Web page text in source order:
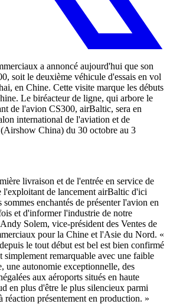
a annoncé aujourd'hui que son
soit le deuxième véhicule d'essais en vol
en Chine. Cette visite marque les débuts
Le biréacteur de ligne, qui arbore le
de l'avion CS300, airBaltic, sera en
international de l'aviation et de
China) du 30 octobre au 3
livraison et de l'entrée en service de
l'exploitant de lancement airBaltic d'ici
sommes enchantés de présenter l'avion en
et d'informer l'industrie de notre
Solem, vice-président des Ventes de
pour la Chine et l'Asie du Nord. «
le tout début est bel est bien confirmé
simplement remarquable avec une faible
une autonomie exceptionnelle, des
aux aéroports situés en haute
en plus d'être le plus silencieux parmi
réaction présentement en production. »